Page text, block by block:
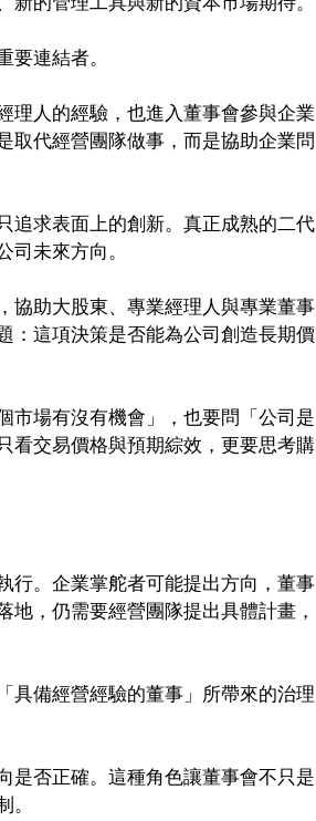
要連結者。
理人的經驗，也進入董事會參與企業
取代經營團隊做事，而是協助企業問
追求表面上的創新。真正成熟的二代
未來方向。
協助大股東、專業經理人與專業董事
：這項決策是否能為公司創造長期價
市場有沒有機會」，也要問「公司是
看交易價格與預期綜效，更要思考購
行。企業掌舵者可能提出方向，董事
，仍需要經營團隊提出具體計畫，
具備經營經驗的董事」所帶來的治理
是否正確。這種角色讓董事會不只是
。